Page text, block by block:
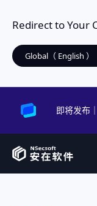
Redirect to Your
Global（ English ）
即将发布